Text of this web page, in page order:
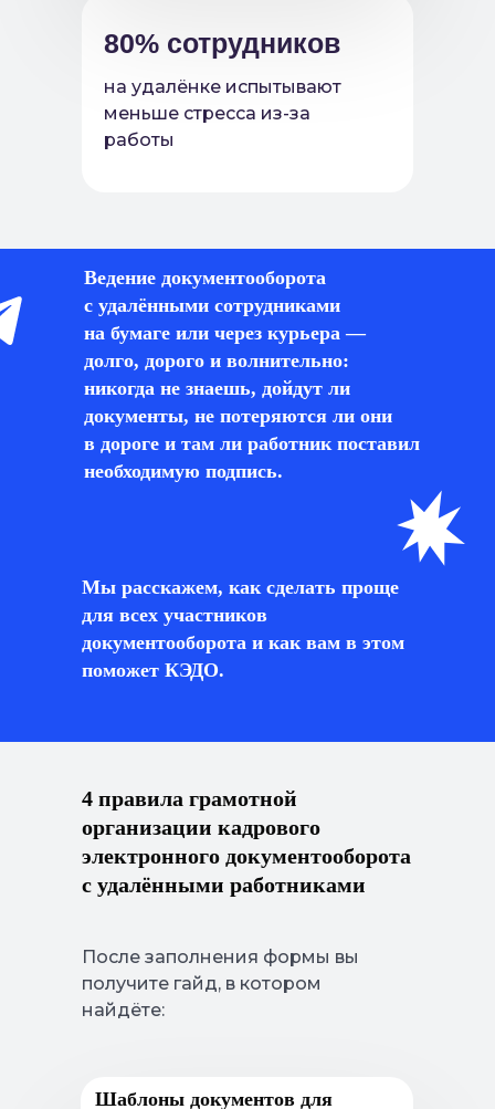
80% сотрудников
на удалёнке испытывают
меньше стресса из-за
работы
Ведение документооборота
с удалёнными сотрудниками
на бумаге или через курьера —
долго, дорого и волнительно:
никогда не знаешь, дойдут ли
документы, не потеряются ли они
в дороге и там ли работник поставил
необходимую подпись.
Мы расскажем, как сделать проще
для всех участников
документооборота и как вам в этом
поможет КЭДО.
4 правила грамотной
организации кадрового
электронного документооборота
с удалёнными работниками
После заполнения формы вы
получите гайд, в котором
найдёте:
Шаблоны документов для